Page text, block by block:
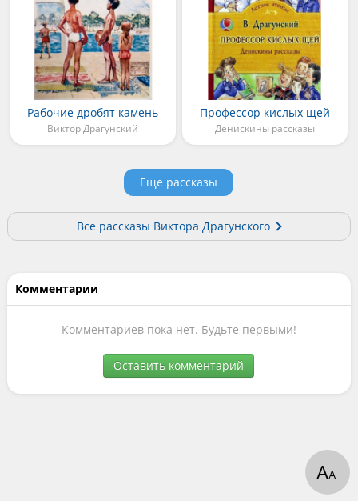
Рабочие дробят камень
Виктор Драгунский
Профессор кислых щей
Денискины рассказы
Еще рассказы
Все рассказы Виктора Драгунского
Комментарии
Комментариев пока нет. Будьте первыми!
Оставить комментарий
АА